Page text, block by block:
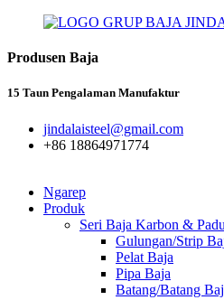
Produsen Baja
15 Taun Pengalaman Manufaktur
jindalaisteel@gmail.com
+86 18864971774
Ngarep
Produk
Seri Baja Karbon &
Gulungan/Strip
Pelat Baja
Pipa Baja
Batang/Batang